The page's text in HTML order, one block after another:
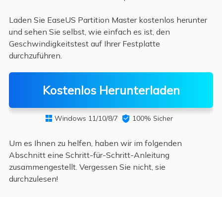
Laden Sie EaseUS Partition Master kostenlos herunter
und sehen Sie selbst, wie einfach es ist, den
Geschwindigkeitstest auf Ihrer Festplatte
durchzuführen.
Kostenlos Herunterladen
 Windows 11/10/8/7  100% Sicher
Um es Ihnen zu helfen, haben wir im folgenden
Abschnitt eine Schritt-für-Schritt-Anleitung
zusammengestellt. Vergessen Sie nicht, sie
durchzulesen!